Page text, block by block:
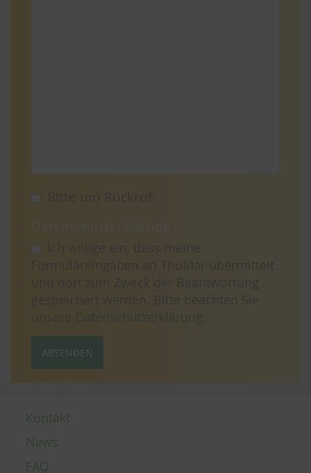
Datenschutzerklärung
Datenschutzerklärung
ABSENDEN
Kontakt
News
FAQ